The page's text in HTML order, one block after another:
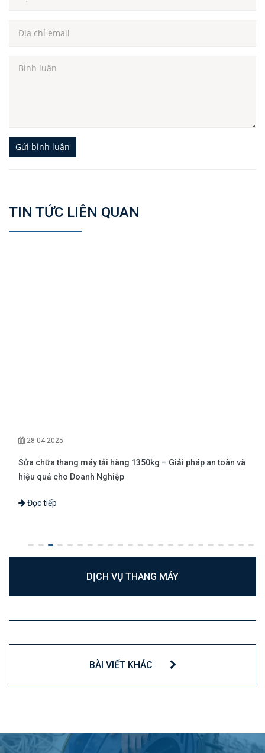
Gửi bình luận
TIN TỨC LIÊN QUAN
28-04-2025
Sửa chữa thang máy tải hàng 1350kg – Giải pháp an toàn và
hiệu quả cho Doanh Nghiệp
Đọc tiếp
DỊCH VỤ THANG MÁY
BÀI VIẾT KHÁC